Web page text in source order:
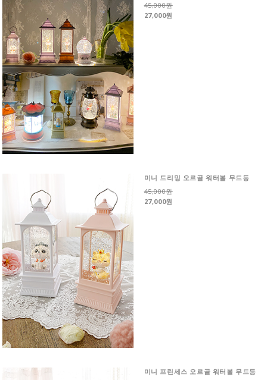
45,000원
27,000원
미니 드리밍 오르골 워터볼 무드등
45,000원
27,000원
미니 프린세스 오르골 워터볼 무드등